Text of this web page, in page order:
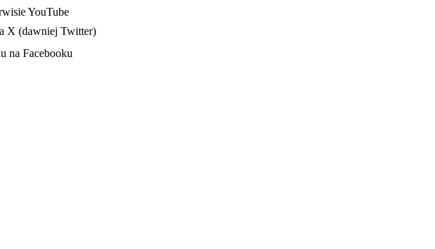
YouTube
X (dawniej Twitter)
na Facebooku